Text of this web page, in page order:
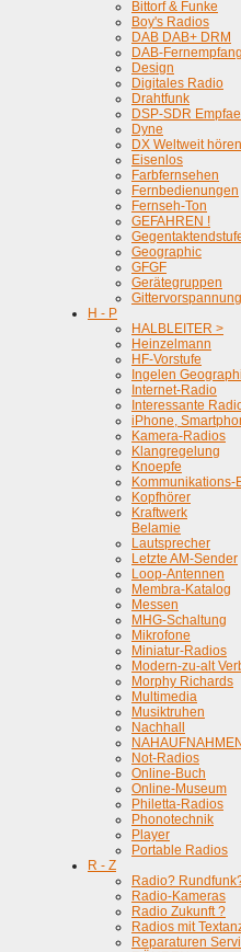
Bittorf & Funke
Boy's Radios
DAB DAB+ DRM
DAB-Fernempfang
Design
Digitales Radio
Drahtfunk
DSP-SDR
Dyne
DX Weltweit hören
Eisenlos
Farbfernsehen
Fernbedienungen
Fernseh-Ton
GEFAHREN !
Geographic
GFGF
Gerätegruppen
Gittervorspannung
H - P
HALBLEITER >
Heinzelmann
HF-Vorstufe
Ingelen
Internet-Radio
Interessante
iPhone,
Kamera-Radios
Klangregelung
Knoepfe
Kommunikations-
Kopfhörer
Kraftwerk
Belamie
Lautsprecher
Letzte AM-Sender
Loop-Antennen
Membra-Katalog
Messen
MHG-Schaltung
Mikrofone
Miniatur-Radios
Modern-zu-alt
Morphy Richards
Multimedia
Musiktruhen
Nachhall
Not-Radios
Online-Buch
Online-Museum
Philetta-Radios
Phonotechnik
Player
Portable Radios
R - Z
Radio?
Radio-Kameras
Radio Zukunft ?
Radios mit
Reparaturen